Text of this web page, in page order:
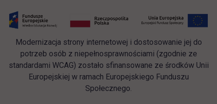
Modernizacja strony internetowej i dostosowanie jej do
potrzeb osób z niepełnosprawnościami (zgodnie ze
standardami WCAG) zostało sfinansowane ze środków Unii
Europejskiej w ramach Europejskiego Funduszu
Społecznego.